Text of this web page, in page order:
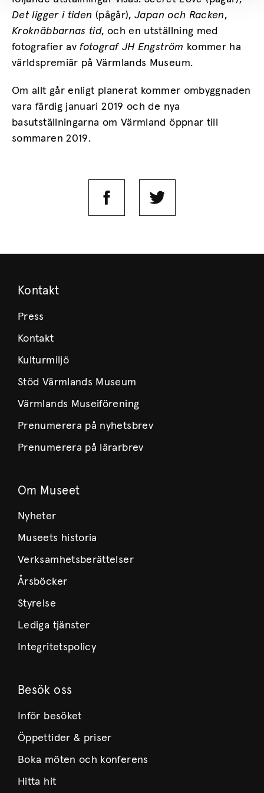
Det ligger i tiden (pågår),Japan och Racken,
Kroknäbbarnas tid, och en utställning med
fotografier avfotograf JH Engström kommer ha
världspremiär på Värmlands Museum.
Om allt går enligt planerat kommer ombyggnaden
vara färdig januari 2019 och de nya
basutställningarna om Värmland öppnar till
sommaren 2019.
Kontakt
Press
Kontakt
Kulturmiljö
Stöd Värmlands Museum
Värmlands Museiförening
Prenumerera på nyhetsbrev
Prenumerera på lärarbrev
Om Museet
Nyheter
Museets historia
Verksamhetsberättelser
Årsböcker
Styrelse
Lediga tjänster
Integritetspolicy
Besök oss
Inför besöket
Öppettider & priser
Boka möten och konferens
Hitta hit